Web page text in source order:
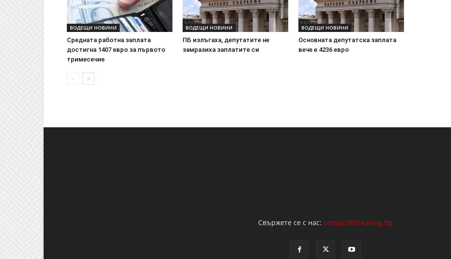
ВОДЕЩИ НОВИНИ
Средната работна заплата
достигна 1407 евро за първото
тримесечие
ВОДЕЩИ НОВИНИ
ПБ излъгаха, депутатите не
замразиха заплатите си
ВОДЕЩИ НОВИНИ
Основната депутатска заплата
вече е 4236 евро
Свържете се с нас:contact@breaking.bg